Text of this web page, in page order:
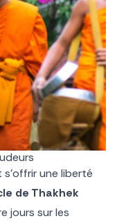
une liberté
de Thakhek
jours sur les